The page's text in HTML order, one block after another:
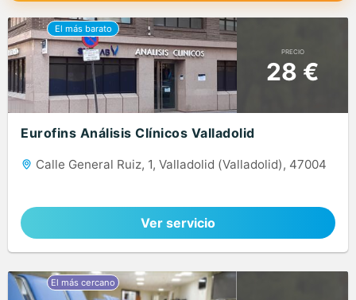
PRECIO
28 €
Eurofins Análisis Clínicos Valladolid
Calle General Ruiz, 1, Valladolid (Valladolid), 47004
Ver servicio